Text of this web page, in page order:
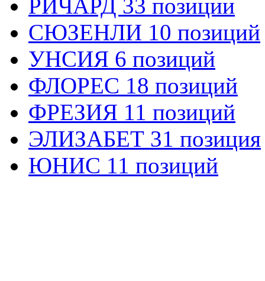
РИЧАРД 33 позиции
СЮЗЕНЛИ 10 позиций
УНСИЯ 6 позиций
ФЛОРЕС 18 позиций
ФРЕЗИЯ 11 позиций
ЭЛИЗАБЕТ 31 позиция
ЮНИС 11 позиций